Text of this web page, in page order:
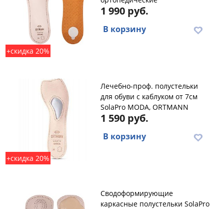
+скидка 20%
1 990 руб.
В корзину
+скидка 20%
Лечебно-проф. полустельки
для обуви с каблуком от 7см
SolaPro MODA, ORTMANN
1 590 руб.
В корзину
Сводоформирующие
каркасные полустельки SolaPro